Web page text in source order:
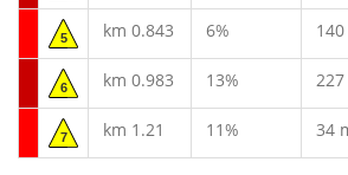
5 km 0.843 6%
6 km 0.983 13%
7 km 1.21 11% 34